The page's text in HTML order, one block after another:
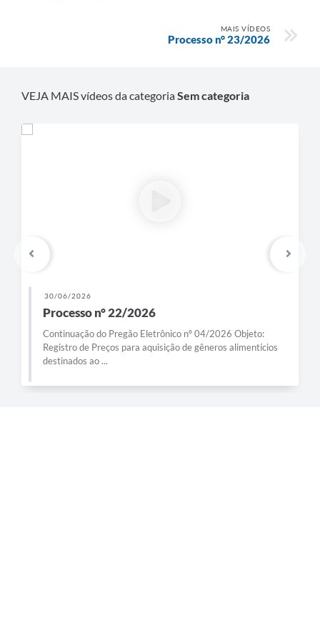
MAIS VÍDEOS
Processo n° 23/2026
VEJA MAIS vídeos da categoriaSem categoria
30/06/2026
Processo n° 22/2026
Continuação do Pregão Eletrônico nº 04/2026 Objeto:
Registro de Preços para aquisição de gêneros alimentícios
destinados ao ...